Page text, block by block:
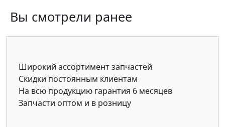
Вы смотрели ранее
Широкий ассортимент запчастей
Скидки постоянным клиентам
На всю продукцию гарантия 6 месяцев
Запчасти оптом и в розницу